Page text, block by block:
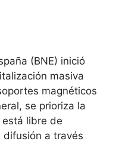
(BNE) inició
masiva
magnéticos
se prioriza la
libre de
difusión a través